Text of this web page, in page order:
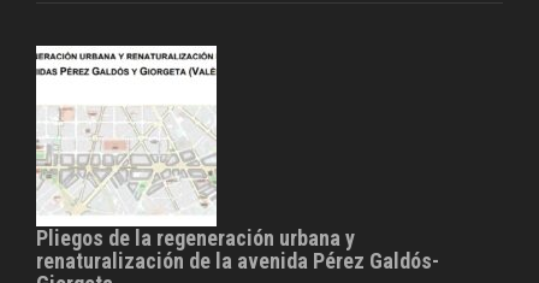
Pliegos de la regeneración urbana y
renaturalización de la avenida Pérez Galdós-